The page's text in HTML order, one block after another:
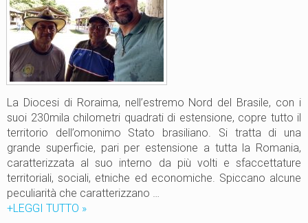
r
a
s
i
l
e
e
g
h
i
e
r
a
p
e
r
M
a
n
a
La Diocesi di Roraima, nell’estremo Nord del Brasile, con i
suoi 230mila chilometri quadrati di estensione, copre tutto il
territorio dell’omonimo Stato brasiliano. Si tratta di una
grande superficie, pari per estensione a tutta la Romania,
caratterizzata al suo interno da più volti e sfaccettature
territoriali, sociali, etniche ed economiche. Spiccano alcune
peculiarità che caratterizzano …
+LEGGI TUTTO R
»